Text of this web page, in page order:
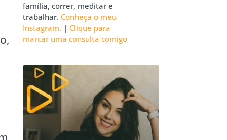
família, correr, meditar e
trabalhar. Conheça o meu
Instagram. | Clique para
marcar uma consulta comigo